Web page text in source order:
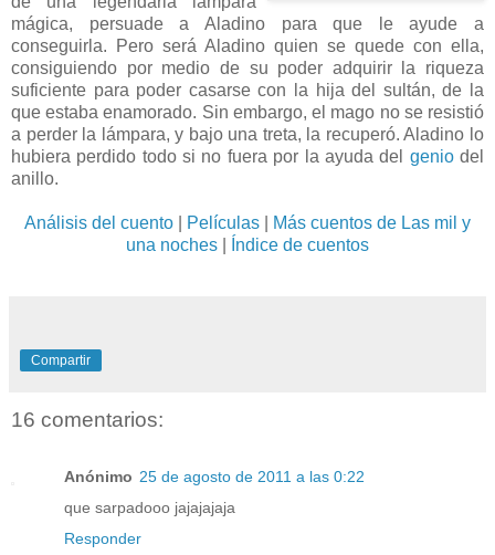
mágica, persuade a Aladino para que le ayude a
conseguirla. Pero será Aladino quien se quede con ella,
consiguiendo por medio de su poder adquirir la riqueza
suficiente para poder casarse con la hija del sultán, de la
que estaba enamorado. Sin embargo, el mago no se resistió
a perder la lámpara, y bajo una treta, la recuperó. Aladino lo
hubiera perdido todo si no fuera por la ayuda del geniodel
anillo.
Análisis del cuento Películas
Más cuentos de Las mil y
una noches
Índice de cuentos
Compartir
16 comentarios:
Anónimo 25 de agosto de 2011 a las 0:22
que sarpadooo jajajajaja
Responder